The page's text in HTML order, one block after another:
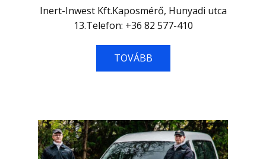
Inert-Inwest Kft.Kaposmérő, Hunyadi utca
13.Telefon: +36 82 577-410
TOVÁBB